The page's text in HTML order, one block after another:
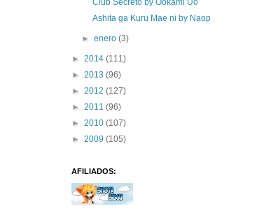
Club Secreto by Ookami Uo
Ashita ga Kuru Mae ni by Naop
►enero(3)
► 2014 (111)
► 2013 (96)
► 2012 (127)
► 2011 (96)
► 2010 (107)
► 2009 (105)
AFILIADOS: